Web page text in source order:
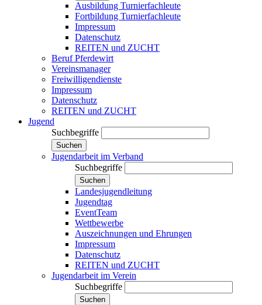
Ausbildung Turnierfachleute
Fortbildung Turnierfachleute
Impressum
Datenschutz
REITEN und ZUCHT
Beruf Pferdewirt
Vereinsmanager
Freiwilligendienste
Impressum
Datenschutz
REITEN und ZUCHT
Jugend
Suchbegriffe
Suchen
Jugendarbeit im Verband
Suchbegriffe
Suchen
Landesjugendleitung
Jugendtag
EventTeam
Wettbewerbe
Auszeichnungen und Ehrungen
Impressum
Datenschutz
REITEN und ZUCHT
Jugendarbeit im Verein
Suchbegriffe
Suchen